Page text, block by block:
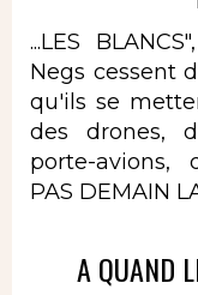
...LES
Negs cessent
qu'ils se
des drones,
porte-avions,
PAS DEMAIN
A QUAND